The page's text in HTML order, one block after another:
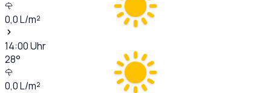
0,0L/m²
14:00Uhr
28°
0,0L/m²